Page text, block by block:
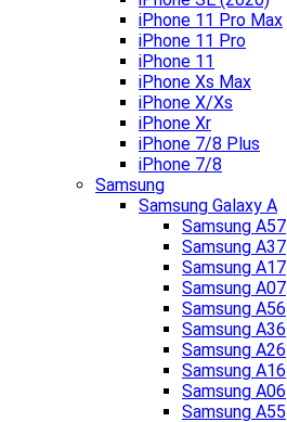
iPhone 11 Pro Max
iPhone 11 Pro
iPhone 11
iPhone Xs Max
iPhone X/Xs
iPhone Xr
iPhone 7/8 Plus
iPhone 7/8
Samsung
Samsung Galaxy A
Samsung A57
Samsung A37
Samsung A17
Samsung A07
Samsung A56
Samsung A36
Samsung A26
Samsung A16
Samsung A06
Samsung A55